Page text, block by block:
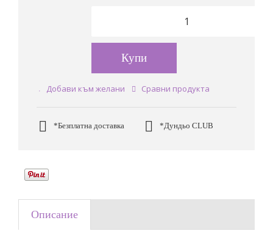
Купи
Добави към желани Сравни продукта
*Безплатна доставка *Дундьо CLUB
Описание